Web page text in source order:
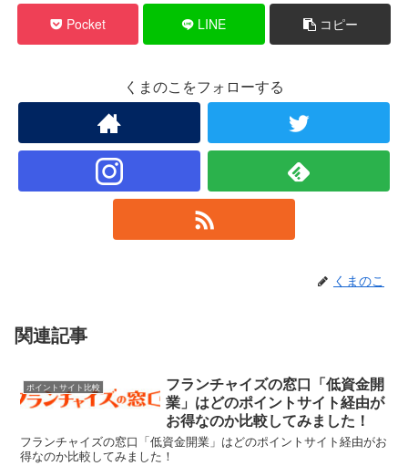
Pocket LINE コピー
くまのこをフォローする
くまのこ
関連記事
ポイントサイト比較
フランチャイズの窓口「低資金開
業」はどのポイントサイト経由が
お得なのか比較してみました！
フランチャイズの窓口「低資金開業」はどのポイントサイト経由がお
得なのか比較してみました！